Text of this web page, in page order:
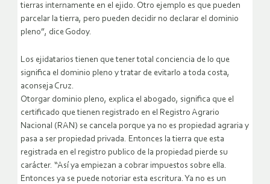
tierras internamente en el ejido. Otro ejemplo es que pueden
parcelar la tierra, pero pueden decidir no declarar el dominio
pleno”, dice Godoy.
Los ejidatarios tienen que tener total conciencia de lo que
significa el dominio pleno y tratar de evitarlo a toda costa,
aconseja Cruz.
Otorgar dominio pleno, explica el abogado, significa que el
certificado que tienen registrado en el Registro Agrario
Nacional (RAN) se cancela porque ya no es propiedad agraria y
pasa a ser propiedad privada. Entonces la tierra que esta
registrada en el registro publico de la propiedad pierde su
carácter. “Así ya empiezan a cobrar impuestos sobre ella.
Entonces ya se puede notoriar esta escritura. Ya no es un